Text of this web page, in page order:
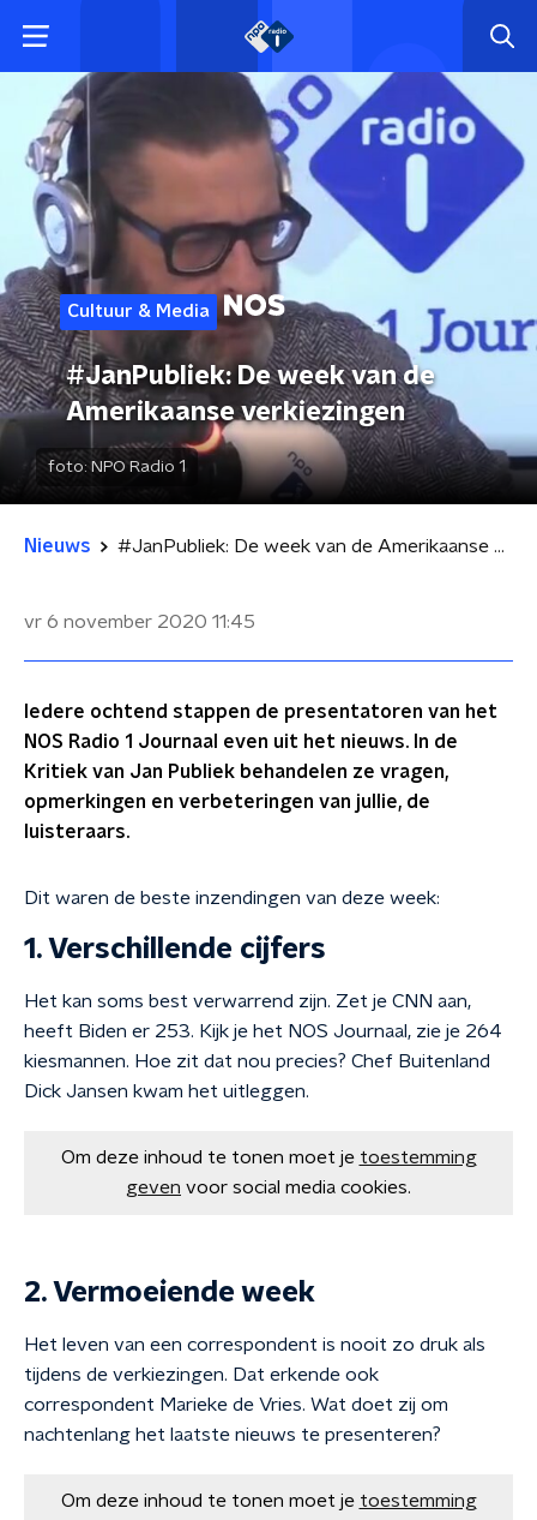
Cultuur & Media
#JanPubliek: De week van de
Amerikaanse verkiezingen
foto: NPO Radio 1
Nieuws #JanPubliek: De week van de Amerikaanse verkiezingen
vr 6 november 2020 11:45
Iedere ochtend stappen de presentatoren van het
NOS Radio 1 Journaal even uit het nieuws. In de
Kritiek van Jan Publiek behandelen ze vragen,
opmerkingen en verbeteringen van jullie, de
luisteraars.
Dit waren de beste inzendingen van deze week:
1. Verschillende cijfers
Het kan soms best verwarrend zijn. Zet je CNN aan,
heeft Biden er 253. Kijk je het NOS Journaal, zie je 264
kiesmannen. Hoe zit dat nou precies? Chef Buitenland
Dick Jansen kwam het uitleggen.
Om deze inhoud te tonen moet je toestemming
geven voor social media cookies.
2. Vermoeiende week
Het leven van een correspondent is nooit zo druk als
tijdens de verkiezingen. Dat erkende ook
correspondent Marieke de Vries. Wat doet zij om
nachtenlang het laatste nieuws te presenteren?
Om deze inhoud te tonen moet je toestemming